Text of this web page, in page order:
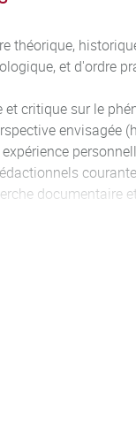
théorique,
et d'ordre
critique sur le
envisagée
documentaire